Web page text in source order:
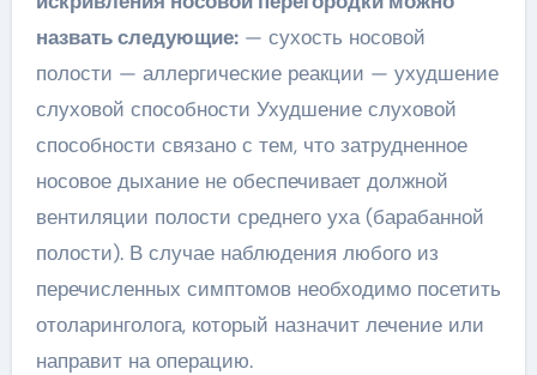
назвать следующие:— сухость носовой
полости — аллергические реакции — ухудшение
слуховой способности Ухудшение слуховой
способности связано с тем, что затрудненное
носовое дыхание не обеспечивает должной
вентиляции полости среднего уха (барабанной
полости). В случае наблюдения любого из
перечисленных симптомов необходимо посетить
отоларинголога, который назначит лечение или
направит на операцию.